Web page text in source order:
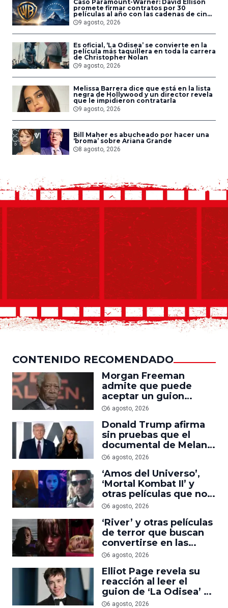
Caso Paramount-Warner: David Ellison
promete firmar contratos por 30
películas al año con las cadenas de cine
que acepten la fusión
9 agosto, 2026
Es oficial, ‘La Odisea’ se convierte en la
película más taquillera en toda la carrera
de Christopher Nolan
9 agosto, 2026
Melissa Barrera dice que está en la lista
negra de Hollywood y un director revela
que le impidieron contratarla
9 agosto, 2026
Bill Maher es abucheado por hacer una
‘broma’ sobre Ariana Grande
8 agosto, 2026
CONTENIDO RECOMENDADO
Morgan Freeman
admite que puede
aceptar un guion
mediocre si le pagan lo
6 agosto, 2026
Donald Trump afirma
sin pruebas que el
documental de Melania
es ‘la película número
6 agosto, 2026
‘Amos del Universo’,
‘Mortal Kombat II’ y
otras películas que no
dominaron la taquilla
streaming
6 agosto, 2026
‘River’ y otras películas
de terror que buscan
convertirse en las
nuevas ‘Obsession’ y
6 agosto, 2026
Elliot Page revela su
reacción al leer el
guion de ‘La Odisea’ y
elogia la forma de
6 agosto, 2026